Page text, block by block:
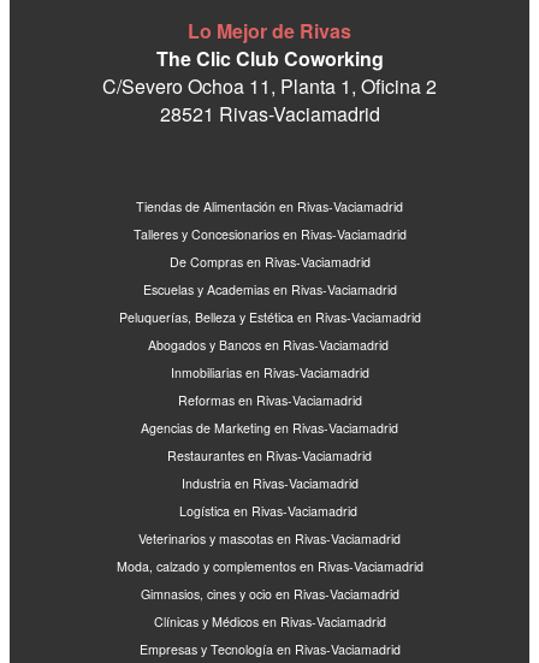
Lo Mejor de Rivas
The Clic Club Coworking
C/Severo Ochoa 11, Planta 1, Oficina 2
28521 Rivas-Vaciamadrid
Tiendas de Alimentación en Rivas-Vaciamadrid
Talleres y Concesionarios en Rivas-Vaciamadrid
De Compras en Rivas-Vaciamadrid
Escuelas y Academias en Rivas-Vaciamadrid
Peluquerías, Belleza y Estética en Rivas-Vaciamadrid
Abogados y Bancos en Rivas-Vaciamadrid
Inmobiliarias en Rivas-Vaciamadrid
Reformas en Rivas-Vaciamadrid
Agencias de Marketing en Rivas-Vaciamadrid
Restaurantes en Rivas-Vaciamadrid
Industria en Rivas-Vaciamadrid
Logística en Rivas-Vaciamadrid
Veterinarios y mascotas en Rivas-Vaciamadrid
Moda, calzado y complementos en Rivas-Vaciamadrid
Gimnasios, cines y ocio en Rivas-Vaciamadrid
Clínicas y Médicos en Rivas-Vaciamadrid
Empresas y Tecnología en Rivas-Vaciamadrid